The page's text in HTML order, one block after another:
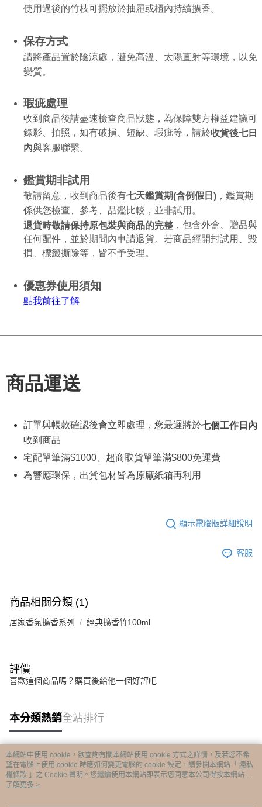
使用過後的竹枝可擺放於抽屜或櫃內持續擴香。
保存方式
請將產品置於陰涼處，避免高溫、太陽直射等環境，以免
變質。
瑕疵處理
收到商品後請盡速檢查商品狀態，為保障雙方權益建議可
錄影、拍照，如有破損、短缺、瑕疵等，請於收貨後七日
內與客服聯繫。
鑑賞期非試用
敬請留意，收到商品後有七天鑑賞期(含例假日 ) ，鑑賞期
係供您檢查、參考、品鑑比較，並非試用。
退貨時敬請保持原包裝與商品的完整 ，包含外盒、贈品與
任何配件，並於期間內申請退貨。若商品經開封試用、毀
損、標籤撕除等，皆不予受理。
優惠券使用須知
點我前往了解
商品運送
訂單與帳款確認後會立即處理，您最遲將於七個工作日內
收到商品
宅配單筆滿$1000、超商取貨單筆滿$800免運費
為響應環保，出貨包材皆為原廠紙箱再利用
顯示電腦版詳細說明
客服
商品相關分類 (1)
居家香氛擴香系列 經典擴香竹100ml
評價
喜歡這個商品嗎？購買後給他一個好評吧
本分類熱銷全站排行
熱門標籤
本網站中使用 cookie，欲查詢有關本網站使用 cookie 方式之詳情，及若您不希
望在電腦上使用 cookie 時應如何變更電腦的 cookie 設定，請參閱本網站「 隱私
權條款 」之 Cookie 聲明。您繼續使用本網站即表示您同意本公司得按本網站使
用條款之 Cookie 聲明使用 cookie。
了解更多 >